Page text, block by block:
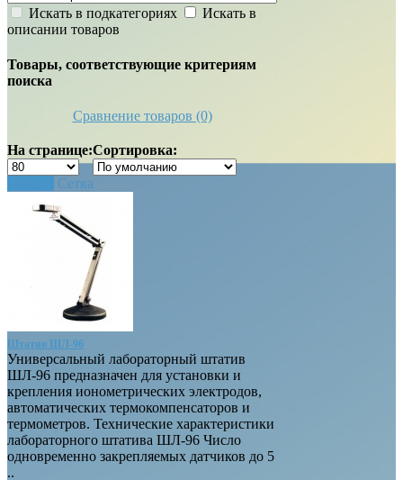
Искать в подкатегориях
Искать в
описании товаров
Товары, соответствующие критериям
поиска
Сравнение товаров (0)
На странице:Сортировка:
Сетка
Штатив ШЛ-96
Универсальный лабораторный штатив
ШЛ-96 предназначен для установки и
крепления ионометрических электродов,
автоматических термокомпенсаторов и
термометров. Технические характеристики
лабораторного штатива ШЛ-96 Число
одновременно закрепляемых датчиков до 5
..